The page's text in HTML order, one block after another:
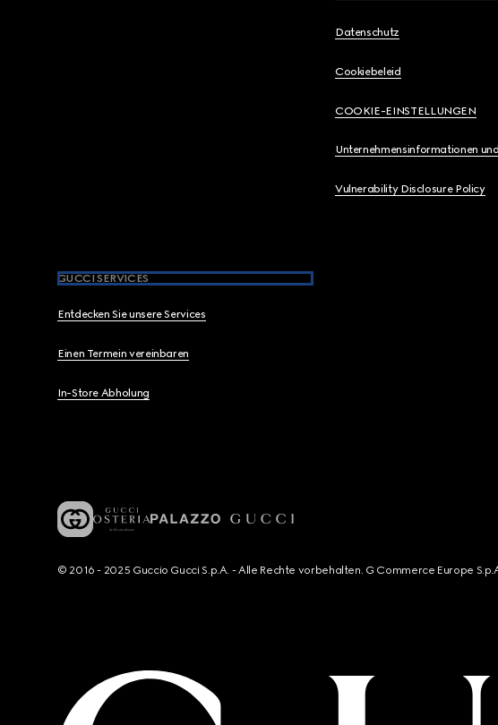
Datenschutz
Cookiebeleid
COOKIE-EINSTELLUNGEN
Unternehmensinformationen
Vulnerability Disclosure Policy
GUCCI SERVICES
Entdecken Sie unsere Services
Einen Termein vereinbaren
In-Store Abholung
© 2016 - 2025 Guccio Gucci S.p.A. - Alle Rechte vorbehalten. G Commerce Europe